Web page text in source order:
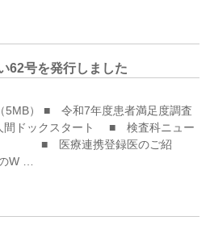
号を発行しました
5MB） ■ 令和7年度患者満足度調査
ックスタート ■ 検査科ニュー
医療連携登録医のご紹
…